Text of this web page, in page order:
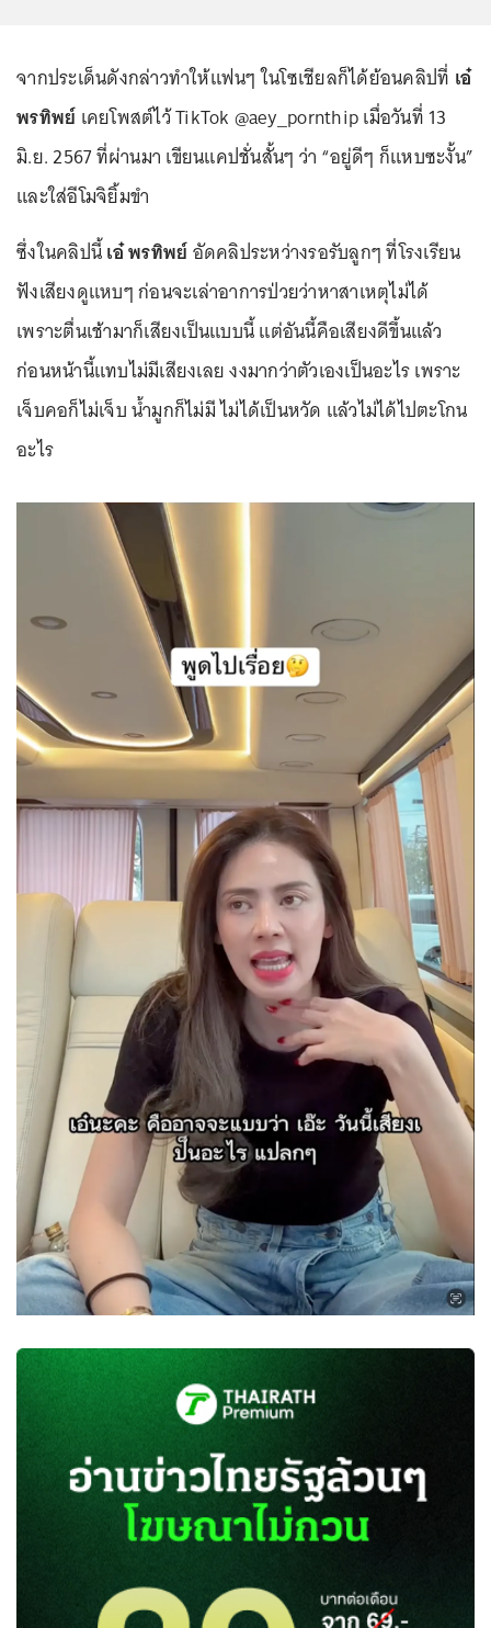
จากประเด็นดังกล่าวทำให้แฟนๆ ในโซเชียลก็ได้ย้อนคลิปที่ เอ๋
พรทิพย์ เคยโพสต์ไว้ TikTok @aey_pornthip เมื่อวันที่ 13
มิ.ย. 2567 ที่ผ่านมา เขียนแคปชั่นสั้นๆ ว่า “อยู่ดีๆ ก็แหบซะงั้น”
และใส่อีโมจิยิ้มขำ
ซึ่งในคลิปนี้เอ๋ พรทิพย์อัดคลิประหว่างรอรับลูกๆ ที่โรงเรียน
ฟังเสียงดูแหบๆ ก่อนจะเล่าอาการป่วยว่าหาสาเหตุไม่ได้
เพราะตื่นเช้ามาก็เสียงเป็นแบบนี้ แต่อันนี้คือเสียงดีขึ้นแล้ว
ก่อนหน้านี้แทบไม่มีเสียงเลย งงมากว่าตัวเองเป็นอะไร เพราะ
เจ็บคอก็ไม่เจ็บ น้ำมูกก็ไม่มี ไม่ได้เป็นหวัด แล้วไม่ได้ไปตะโกน
อะไร